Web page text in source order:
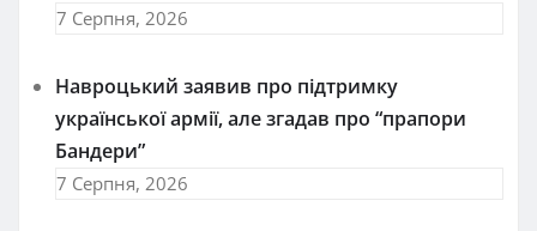
7 Серпня, 2026
Навроцький заявив про підтримку
української армії, але згадав про “прапори
Бандери”
7 Серпня, 2026